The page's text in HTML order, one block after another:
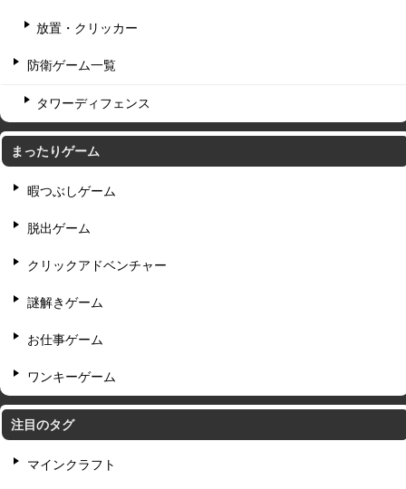
放置・クリッカー
防衛ゲーム一覧
タワーディフェンス
まったりゲーム
暇つぶしゲーム
脱出ゲーム
クリックアドベンチャー
謎解きゲーム
お仕事ゲーム
ワンキーゲーム
注目のタグ
マインクラフト